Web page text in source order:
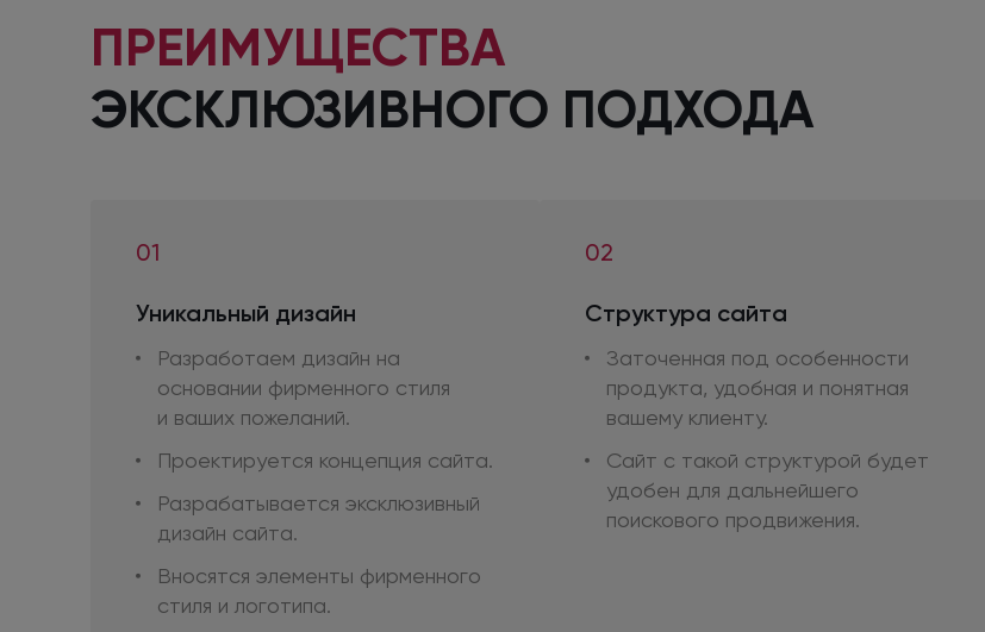
ПРЕИМУЩЕСТВА
ЭКСКЛЮЗИВНОГО ПОДХОДА
01
Уникальный дизайн
Разработаем дизайн на
основании фирменного стиля
и ваших пожеланий.
Проектируется концепция сайта.
Разрабатывается эксклюзивный
дизайн сайта.
Вносятся элементы фирменного
стиля и логотипа.
02
Структура сайта
Заточенная под особенности
продукта, удобная и понятная
вашему клиенту.
Сайт с такой структурой будет
удобен для дальнейшего
поискового продвижения.